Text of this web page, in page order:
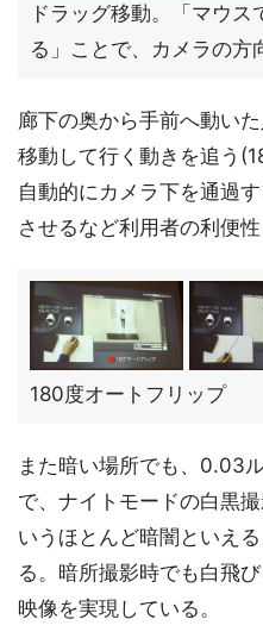
ドラッグ移動。「マウ
る」ことで、カメラの方
廊下の奥から手前へ動い
移動して行く動きを追う
自動的にカメラ下を通過
させるなど利用者の利便性
180度オートフリップ
また暗い場所でも、0.03
で、ナイトモードの白黒
いうほとんど暗闇といえ
る。暗所撮影時でも白飛
映像を実現している。